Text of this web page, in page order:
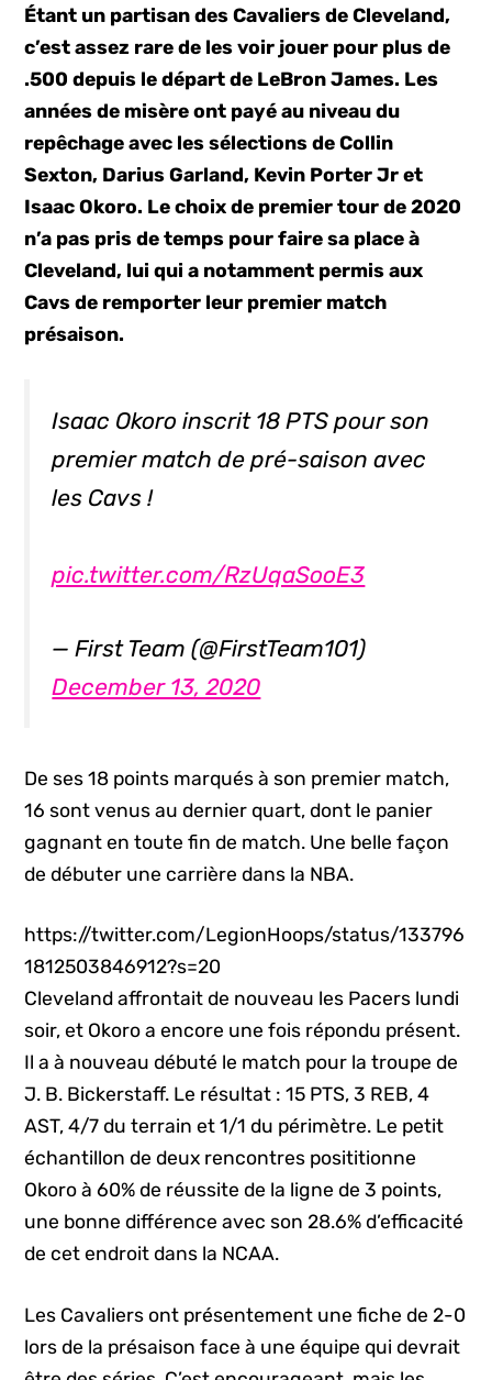
Étant un partisan des Cavaliers de Cleveland,
c’est assez rare de les voir jouer pour plus de
.500 depuis le départ de LeBron James. Les
années de misère ont payé au niveau du
repêchage avec les sélections de Collin
Sexton, Darius Garland, Kevin Porter Jr et
Isaac Okoro. Le choix de premier tour de 2020
n’a pas pris de temps pour faire sa place à
Cleveland, lui qui a notamment permis aux
Cavs de remporter leur premier match
présaison.
Isaac Okoro inscrit 18 PTS pour son
premier match de pré-saison avec
les Cavs !
pic.twitter.com/RzUqaSooE3
— First Team (@FirstTeam101)
December 13, 2020
De ses 18 points marqués à son premier match,
16 sont venus au dernier quart, dont le panier
gagnant en toute fin de match. Une belle façon
de débuter une carrière dans la NBA.
https://twitter.com/LegionHoops/status/133796
1812503846912?s=20
Cleveland affrontait de nouveau les Pacers lundi
soir, et Okoro a encore une fois répondu présent.
Il a à nouveau débuté le match pour la troupe de
J. B. Bickerstaff. Le résultat : 15 PTS, 3 REB, 4
AST, 4/7 du terrain et 1/1 du périmètre. Le petit
échantillon de deux rencontres posititionne
Okoro à 60% de réussite de la ligne de 3 points,
une bonne différence avec son 28.6% d’efficacité
de cet endroit dans la NCAA.
Les Cavaliers ont présentement une fiche de 2-0
lors de la présaison face à une équipe qui devrait